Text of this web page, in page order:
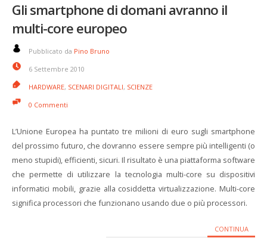
Gli smartphone di domani avranno il
multi-core europeo
Pubblicato da Pino Bruno
6 Settembre 2010
HARDWARE, SCENARI DIGITALI, SCIENZE
0 Commenti
L’Unione Europea ha puntato tre milioni di euro sugli smartphone
del prossimo futuro, che dovranno essere sempre più intelligenti (o
meno stupidi), efficienti, sicuri. Il risultato è una piattaforma software
che permette di utilizzare la tecnologia multi-core su dispositivi
informatici mobili, grazie alla cosiddetta virtualizzazione. Multi-core
significa processori che funzionano usando due o più processori.
CONTINUA